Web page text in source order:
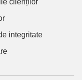
clienților
integritate